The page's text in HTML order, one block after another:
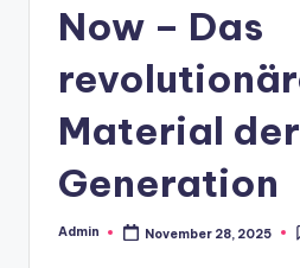
Now – Das
Material
Generation
Posted
Admin November 28, 2025